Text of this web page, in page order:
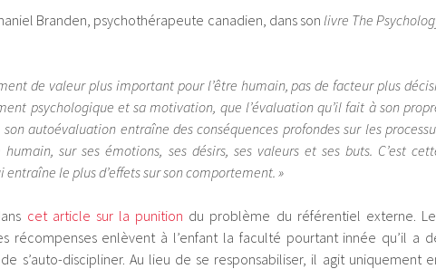
Branden, psychothérapeute canadien, dans son livre The
de valeur plus important pour l’être humain, pas de facteur plus
psychologique et sa motivation, que l’évaluation qu’il fait à son
autoévaluation entraîne des conséquences profondes sur les
sur ses émotions, ses désirs, ses valeurs et ses buts. C’est
le plus d’effets sur son comportement. »
cet article sur la punition du problème du référentiel externe.
récompenses enlèvent à l’enfant la faculté pourtant innée qu’il a
de s’auto-discipliner. Au lieu de se responsabiliser, il agit uniquement